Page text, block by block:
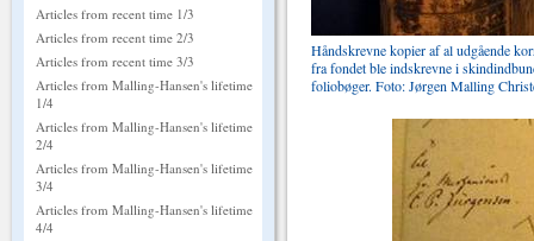
Articles from recent time 1/3
Articles from recent time 2/3
Articles from recent time 3/3
Articles from Malling-Hansen's lifetime
1/4
Articles from Malling-Hansen's lifetime
2/4
Articles from Malling-Hansen's lifetime
3/4
Articles from Malling-Hansen's lifetime
4/4
Håndskrevne kopier af al udgående
fra fondet ble indskrevne i
foliobøger. Foto: Jørgen Malling